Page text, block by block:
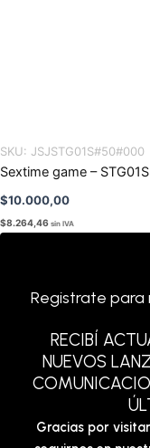
SKU: JSJSTG01S#50#000
Sextime game –
$10.000,00
$8.264,46 sin IVA
Registrate para
RECIBÍ
NUEVOS
Gracias por